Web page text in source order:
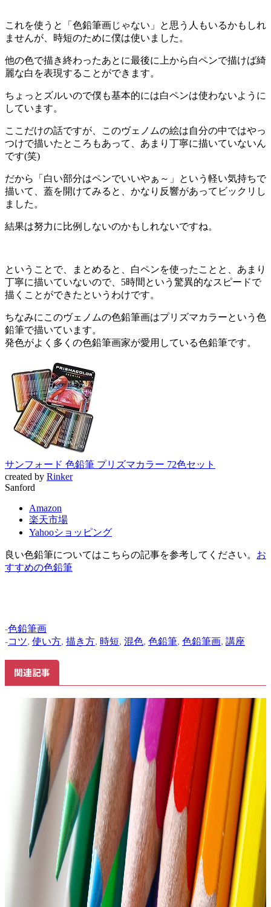
これを使うと「色鉛筆画じゃない」と思う人もいるかもしれ
ませんが、時短のために僕は使いました。
他の色で描き終わったあとに最後に上から白ペンで描けば綺
麗な白を表現することができます。
ちょっとズルいので僕も基本的には白ペンは使わないように
しています。
ここだけの話ですが、このヴェノムの絵は自分の中ではやっ
つけで描いたところもあって、あまり丁寧に描いていないん
です(笑)
だから「白い部分はペンでいいやぁ～」という軽い気持ちで
描いて、蓋を開けてみると、かなり反響があってビックリし
ました。
結果は努力に比例しないのかもしれないですね。
ということで、まとめると、白ペンを使ったことと、あまり
丁寧に描いていないので、5時間という驚異的なスピードで
描くことができたというわけです。
ちなみにこのヴェノムの色鉛筆画はプリズマカラーという色
鉛筆で描いています。
発色がよく多くの色鉛筆画家が愛用している色鉛筆です。
サンフォード 色鉛筆 プリズマカラー 72色セット
created by Rinker
Sanford
Amazon
楽天市場
Yahooショッピング
良い色鉛筆についてはこちらの記事を参考してください。 お
すすめの色鉛筆
-色鉛筆画
-コツ, 使い方, 描き方, 時短, 混色, 色鉛筆, 色鉛筆画, 講座
関連記事